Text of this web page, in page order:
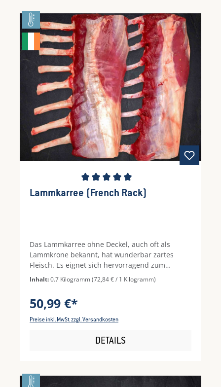
Durchschnittliche Bewertung von 5 von 5
Lammkarree (French Rack)
Das Lammkarree ohne Deckel, auch oft als
Lammkrone bekannt, hat wunderbar zartes
Fleisch. Es eignet sich hervorragend zum
Kurzbraten oder Grillen. Ein Hochgenuss für
Feinschmecker!
Inhalt:0.7 Kilogramm(72,84 € / 1 Kilogramm)
50,99 €*
Preise inkl. MwSt. zzgl. Versandkosten
DETAILS